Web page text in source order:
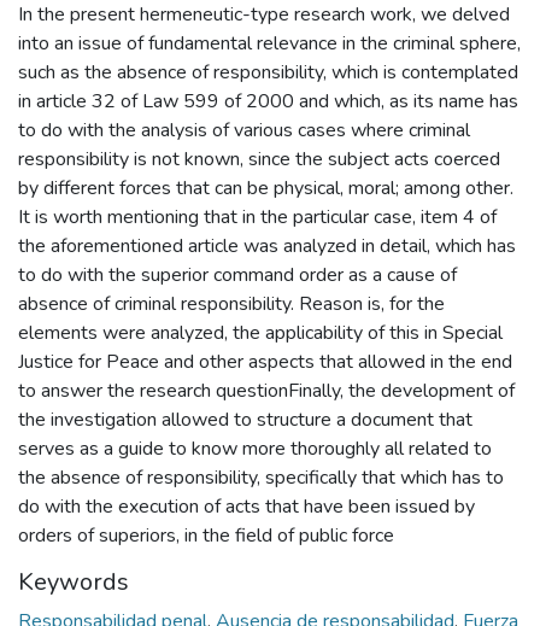
In the present hermeneutic-type research work, we delved
into an issue of fundamental relevance in the criminal sphere,
such as the absence of responsibility, which is contemplated
in article 32 of Law 599 of 2000 and which, as its name has
to do with the analysis of various cases where criminal
responsibility is not known, since the subject acts coerced
by different forces that can be physical, moral; among other.
It is worth mentioning that in the particular case, item 4 of
the aforementioned article was analyzed in detail, which has
to do with the superior command order as a cause of
absence of criminal responsibility. Reason is, for the
elements were analyzed, the applicability of this in Special
Justice for Peace and other aspects that allowed in the end
to answer the research questionFinally, the development of
the investigation allowed to structure a document that
serves as a guide to know more thoroughly all related to
the absence of responsibility, specifically that which has to
do with the execution of acts that have been issued by
orders of superiors, in the field of public force
Keywords